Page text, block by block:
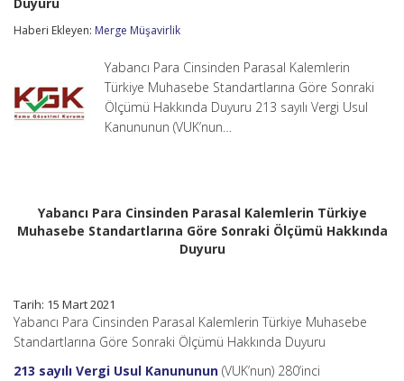
Muhasebe
Göre
Sonraki
Ölçümü
Hakkında
Duyuru
Haberi Ekleyen: Merge Müşavirlik
Yabancı Para Cinsinden Parasal Kalemlerin
Türkiye Muhasebe Standartlarına Göre Sonraki
Ölçümü Hakkında Duyuru 213 sayılı Vergi Usul
Kanununun (VUK’nun…
Yabancı Para Cinsinden Parasal Kalemlerin Türkiye
Muhasebe Standartlarına Göre Sonraki Ölçümü Hakkında
Duyuru
Tarih: 15 Mart 2021
Yabancı Para Cinsinden Parasal Kalemlerin Türkiye Muhasebe
Standartlarına Göre Sonraki Ölçümü Hakkında Duyuru
213 sayılı Vergi Usul Kanununun (VUK’nun) 280’inci